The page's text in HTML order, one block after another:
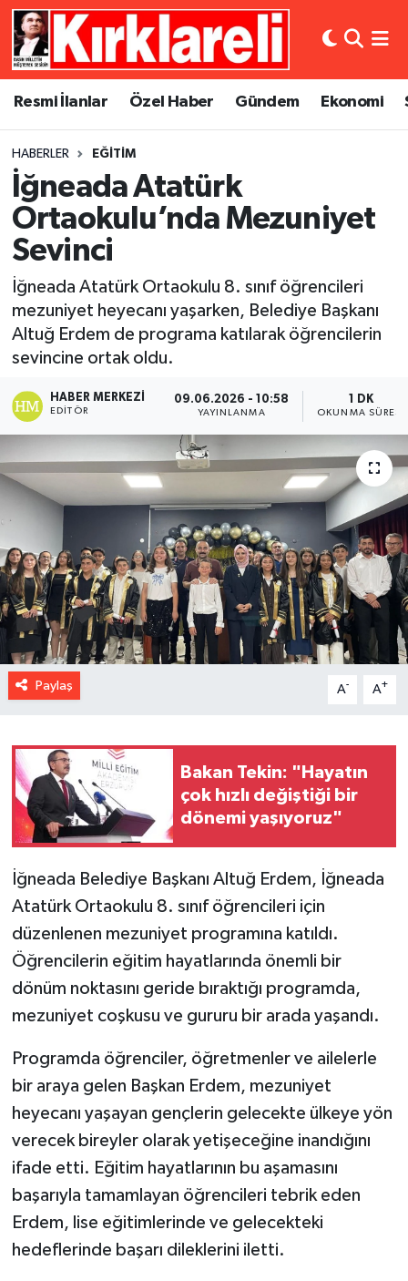
Resmi İlanlar Özel Haber Gündem Ekonomi
HABERLER EĞITIM
İğneada Atatürk
Ortaokulu’nda Mezuniyet
Sevinci
İğneada Atatürk Ortaokulu 8. sınıf öğrencileri
mezuniyet heyecanı yaşarken, Belediye Başkanı
Altuğ Erdem de programa katılarak öğrencilerin
sevincine ortak oldu.
HABER MERKEZI
EDITÖR
09.06.2026 - 10:58
YAYINLANMA
1 DK
OKUNMA SÜRESI
Paylaş A- A+
Bakan Tekin: "Hayatın
çok hızlı değiştiği bir
dönemi yaşıyoruz"
İğneada Belediye Başkanı Altuğ Erdem, İğneada
Atatürk Ortaokulu 8. sınıf öğrencileri için
düzenlenen mezuniyet programına katıldı.
Öğrencilerin eğitim hayatlarında önemli bir
dönüm noktasını geride bıraktığı programda,
mezuniyet coşkusu ve gururu bir arada yaşandı.
Programda öğrenciler, öğretmenler ve ailelerle
bir araya gelen Başkan Erdem, mezuniyet
heyecanı yaşayan gençlerin gelecekte ülkeye yön
verecek bireyler olarak yetişeceğine inandığını
ifade etti. Eğitim hayatlarının bu aşamasını
başarıyla tamamlayan öğrencileri tebrik eden
Erdem, lise eğitimlerinde ve gelecekteki
hedeflerinde başarı dileklerini iletti.
Resmi İlanlar
Gündem
Ekonomi
Siyaset
Spor
Asayiş
Dünya
Eğitim
Kültür Sanat
Magazin
Medya
Sağlık
Künye
Gizlilik Sözleşmesi
Merkez Nöbetçi Eczaneler
Merkez Trafik Yoğunluk Haritası
Süper Lig Puan Durumu ve Fikstür
Tüm Manşetler
Son Dakika Haberleri
Haber Arşivi